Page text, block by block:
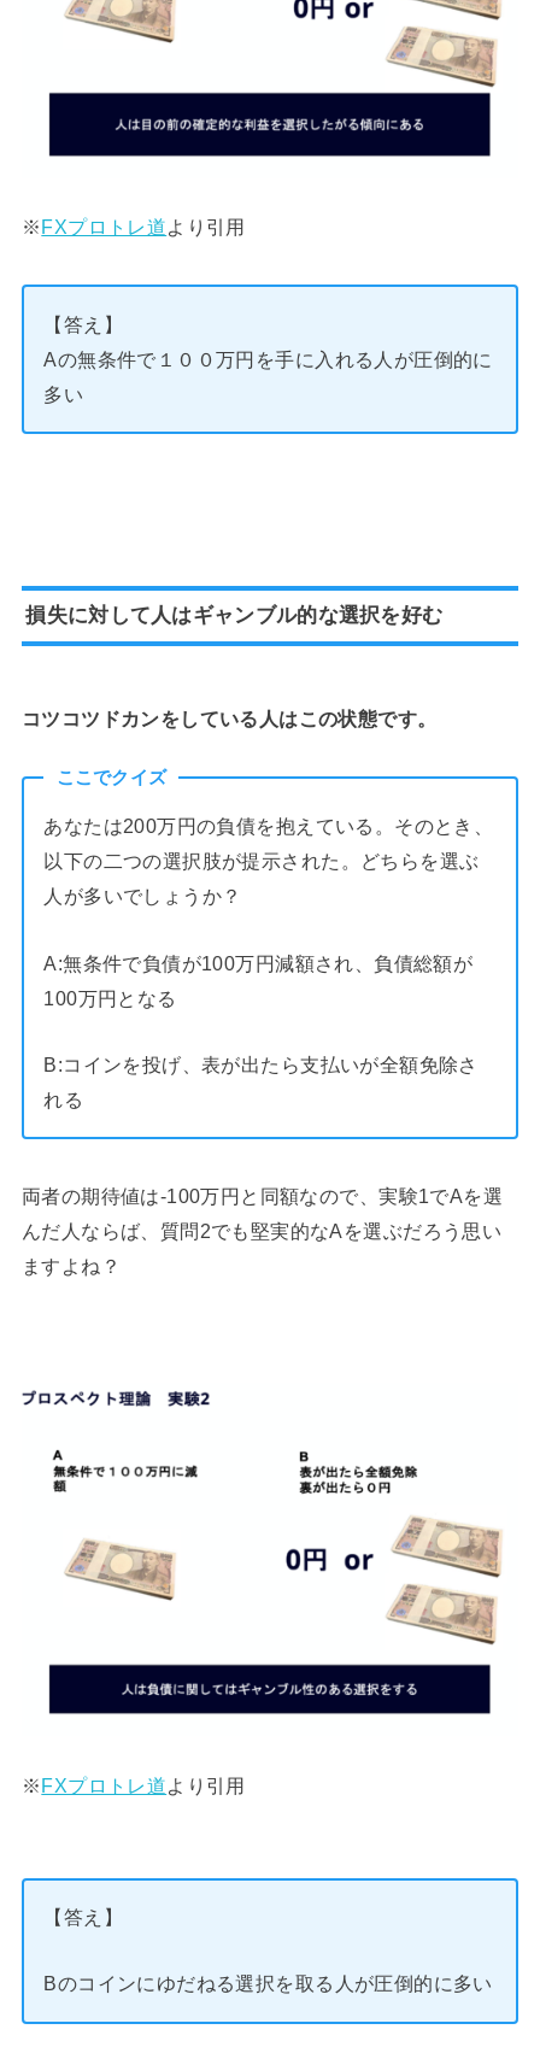
※FXプロトレ道より引用
【答え】
Aの無条件で１００万円を手に入れる人が圧倒的に
多い
損失に対して人はギャンブル的な選択を好む
コツコツドカンをしている人はこの状態です。
ここでクイズ
あなたは200万円の負債を抱えている。そのとき、
以下の二つの選択肢が提示された。どちらを選ぶ
人が多いでしょうか？
A:無条件で負債が100万円減額され、負債総額が
100万円となる
B:コインを投げ、表が出たら支払いが全額免除さ
れる
両者の期待値は-100万円と同額なので、実験1でAを選
んだ人ならば、質問2でも堅実的なAを選ぶだろう思い
ますよね？
※FXプロトレ道 より引用
【答え】
Bのコインにゆだねる選択を取る人が圧倒的に多い